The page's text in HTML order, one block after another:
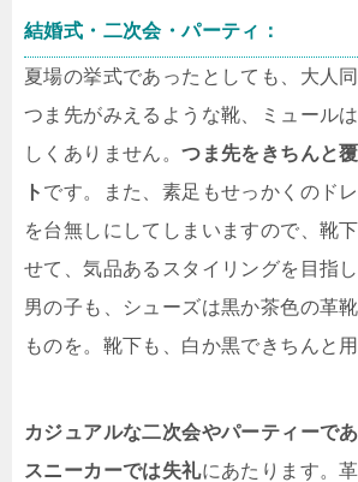
結婚式・二次会・パーティ：
夏場の挙式であったとしても、大人
つま先がみえるような靴、ミュール
しくありません。つま先をきちんと
ト です。また、素足もせっかくのド
を台無しにしてしまいますので、靴
せて、気品あるスタイリングを目指し
男の子も、シューズは黒か茶色の革
ものを。靴下も、白か黒できちんと
カジュアルな二次会やパーティーで
スニーカーでは失礼にあたります。